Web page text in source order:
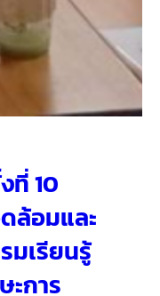
ที่ 10
ล้อมและ
มเรียนรู้
การ